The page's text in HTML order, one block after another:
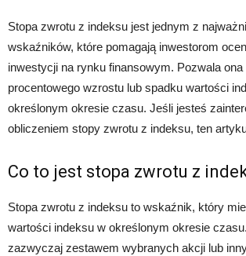
Stopa zwrotu z indeksu jest jednym z
wskaźników, które pomagają inwestorom
inwestycji na rynku finansowym. Pozwala ona
procentowego wzrostu lub spadku wartości
określonym okresie czasu. Jeśli jesteś
obliczeniem stopy zwrotu z indeksu, ten
Co to jest stopa zwrotu z
Stopa zwrotu z indeksu to wskaźnik, który
wartości indeksu w określonym okresie
zazwyczaj zestawem wybranych akcji lub